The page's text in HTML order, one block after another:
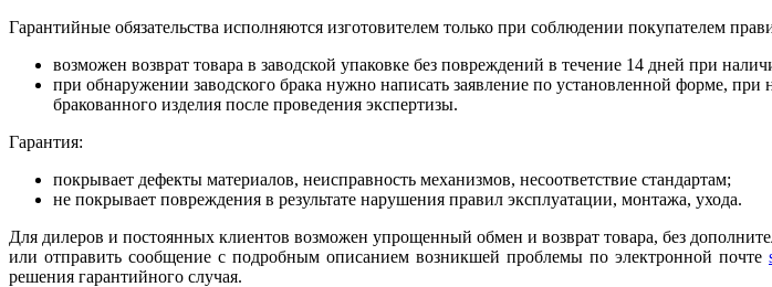
Гарантийные обязательства исполняются изготовителем только при соблюдении покупателем
возможен возврат товара в заводской упаковке без повреждений в течение 14 дней при
при обнаружении заводского брака нужно написать заявление по установленной форме,
бракованного изделия после проведения экспертизы.
Гарантия:
покрывает дефекты материалов, неисправность механизмов, несоответствие стандартам;
не покрывает повреждения в результате нарушения правил эксплуатации, монтажа, ухода.
Для дилеров и постоянных клиентов возможен упрощенный обмен и возврат товара, без
или отправить сообщение с подробным описанием возникшей проблемы по электронной почте
решения гарантийного случая.